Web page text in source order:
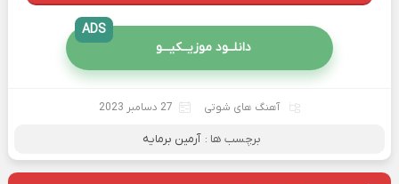
دانلــود موزیــکیـــو
ADS
آهنگ های شوتی 27 دسامبر 2023
برچسب ها : آرمین برمایه